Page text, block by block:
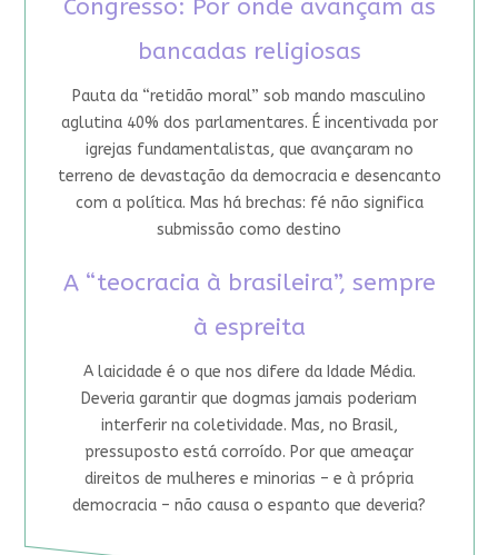
Congresso: Por onde avançam as
bancadas religiosas
Pauta da “retidão moral” sob mando masculino
aglutina 40% dos parlamentares. É incentivada por
igrejas fundamentalistas, que avançaram no
terreno de devastação da democracia e desencanto
com a política. Mas há brechas: fé não significa
submissão como destino
A “teocracia à brasileira”, sempre
à espreita
A laicidade é o que nos difere da Idade Média.
Deveria garantir que dogmas jamais poderiam
interferir na coletividade. Mas, no Brasil,
pressuposto está corroído. Por que ameaçar
direitos de mulheres e minorias – e à própria
democracia – não causa o espanto que deveria?